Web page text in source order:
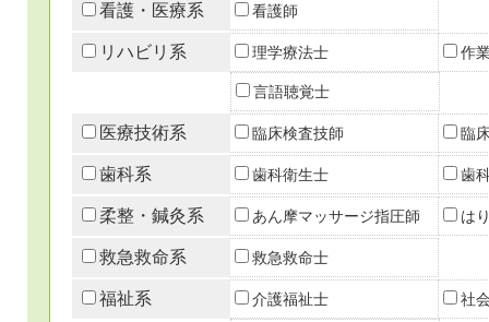
看護・医療系 看護師
リハビリ系 理学療法士 作
言語聴覚士
医療技術系 臨床検査技師 臨
歯科系 歯科衛生士 歯
柔整・鍼灸系 あん摩マッサージ指圧師 は
救急救命系 救急救命士
福祉系 介護福祉士 社